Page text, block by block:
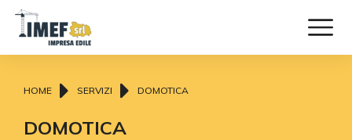
Tu sei qui:
HOME SERVIZI DOMOTICA
DOMOTICA